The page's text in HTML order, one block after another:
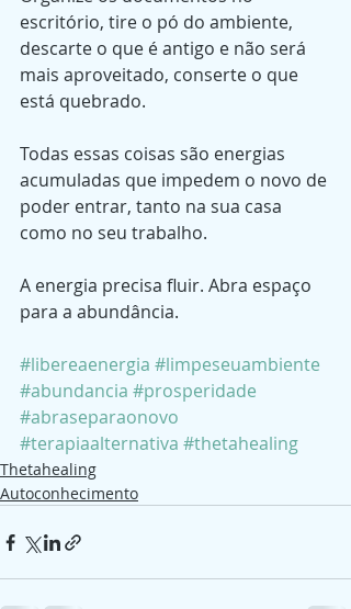
escritório, tire o pó do ambiente,
descarte o que é antigo e não será
mais aproveitado, conserte o que
está quebrado.
Todas essas coisas são energias
acumuladas que impedem o novo de
poder entrar, tanto na sua casa
como no seu trabalho.
A energia precisa fluir. Abra espaço
para a abundância.
#libereaenergia #limpeseuambiente
#abundancia #prosperidade
#abraseparaonovo
#terapiaalternativa #thetahealing
Thetahealing
Autoconhecimento